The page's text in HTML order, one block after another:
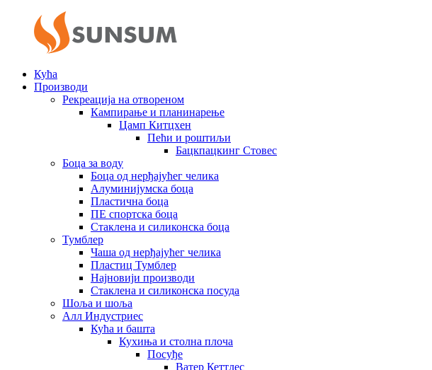
Кућа
Производи
Рекреација на отвореном
Кампирање и планинарење
Цамп Китцхен
Пећи и роштиљи
Бацкпацкинг Стовес
Боца за воду
Боца од нерђајућег челика
Алуминијумска боца
Пластична боца
ПЕ спортска боца
Стаклена и силиконска боца
Тумблер
Чаша од нерђајућег челика
Пластиц Тумблер
Најновији производи
Стаклена и силиконска посуда
Шоља и шоља
Алл Индустриес
Кућа и башта
Кухиња и столна плоча
Посуђе
Ватер Кеттлес